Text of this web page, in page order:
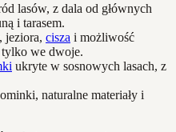
lasów, z dala od głównych
i tarasem.
jeziora, cisza i możliwość
tylko we dwoje.
ukryte w sosnowych lasach, z
naturalne materiały i